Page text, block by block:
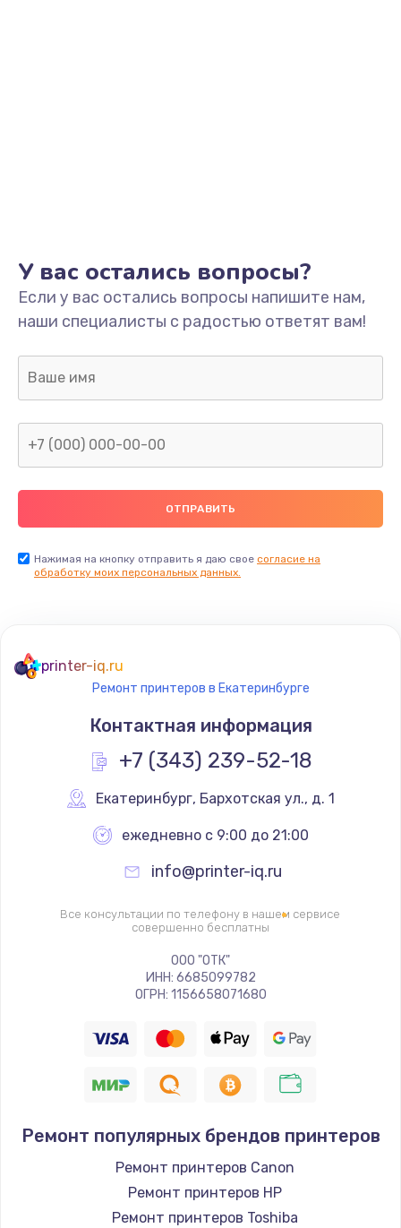
Замена/Pемонт карбюратора
1300 руб.
Заказать
Ремонт капиллярной трубки
400 руб.
Заказать
Замена термостата
1200 руб.
Заказать
Замена реле
700 руб.
Заказать
Замена ТЭНа
Заказать
Замена шнура
Заказать
Замена / ремонт электронного модуля
управления
У вас остались вопросы?
Если у вас остались вопросы напишите нам,
наши специалисты с радостью ответят вам!
Нажимая на кнопку отправить я даю свое согласие на
обработку моих персональных данных.
printer-iq.ru
Ремонт принтеров в Екатеринбурге
Контактная информация
+7 (343) 239-52-18
Екатеринбург, Бархотская ул., д. 1
ежедневно с 9:00 до 21:00
info@printer-iq.ru
Все консультации по телефону в нашем сервисе
совершенно бесплатны
ООО "ОТК"
ИНН: 6685099782
ОГРН: 1156658071680
Ремонт популярных брендов принтеров
Ремонт принтеров Canon
Ремонт принтеров HP
Ремонт принтеров Toshiba